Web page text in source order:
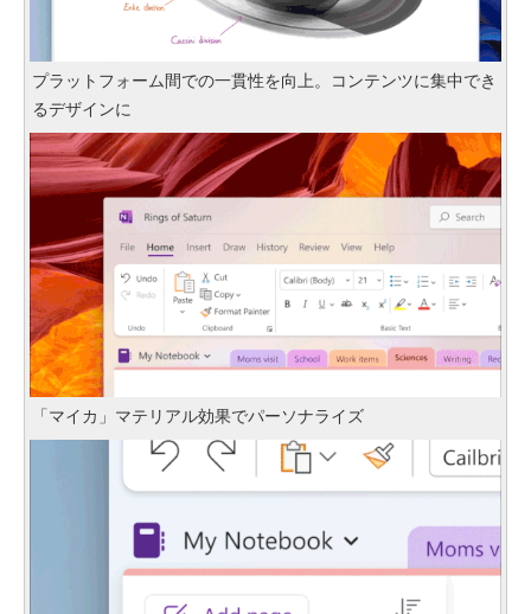
プラットフォーム間での一貫性を向上。コンテンツに集中でき
るデザインに
「マイカ」マテリアル効果でパーソナライズ